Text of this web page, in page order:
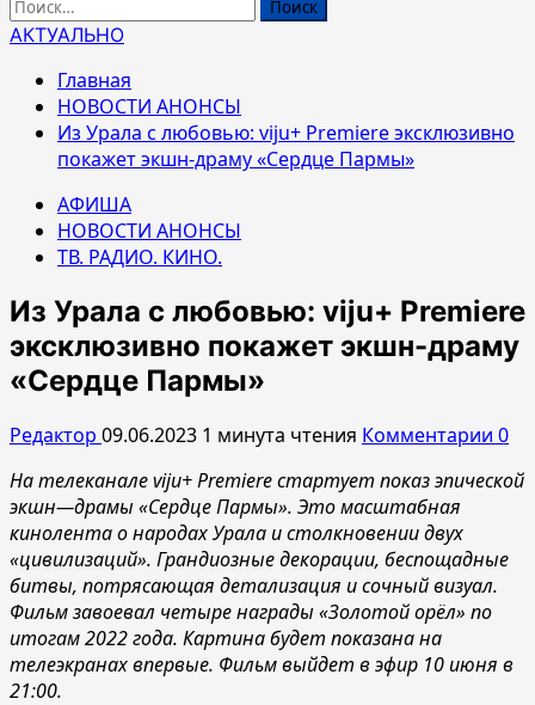
АКТУАЛЬНО
Главная
НОВОСТИ АНОНСЫ
Из Урала с любовью: viju+ Premiere эксклюзивно
покажет экшн-драму «Сердце Пармы»
АФИША
НОВОСТИ АНОНСЫ
ТВ. РАДИО. КИНО.
Из Урала с любовью: viju+ Premiere
эксклюзивно покажет экшн-драму
«Сердце Пармы»
Редактор 09.06.2023 1 минута чтения Комментарии 0
На телеканалеviju+Premiereстартует показэпической
экшн—драмы «Сердце Пармы». Это масштабная
кинолента о народах Урала и столкновении двух
«цивилизаций». Грандиозные декорации, беспощадные
битвы, потрясающая детализация и сочный визуал.
Фильм завоевал четыре награды «Золотой орёл» по
итогам 2022 года. Картинабудет показана на
телеэкранах впервые. Фильм выйдет в эфир 10 июня в
21:00.